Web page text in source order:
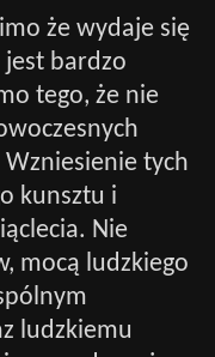
że wydaje się
bardzo
tego, że nie
tych
kunsztu i
Nie
mocą ludzkiego
ludzkiemu